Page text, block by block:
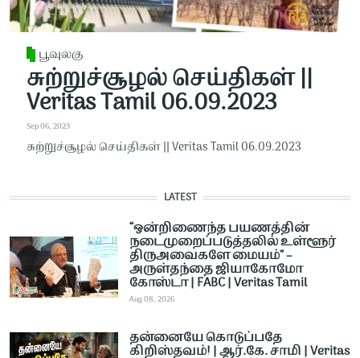
பூவுலகு
சுற்றுச்சூழல் செய்திகள் ||
Veritas Tamil 06.09.2023
Sep 06, 2023
சுற்றுச்சூழல் செய்திகள் || Veritas Tamil 06.09.2023
LATEST
“ஒன்றிணைந்த பயணத்தின்
நடைமுறைப்படுத்தலில் உள்ளூர்
திருஅவைகளே மையம்” –
அருள்தந்தை ஜியாகோமோ
கோஸ்டா | FABC | Veritas Tamil
Aug 08, 2026
தன்னையே கொடுப்பதே
கிறிஸ்தவம்! | ஆர்.கே. சாமி | Veritas